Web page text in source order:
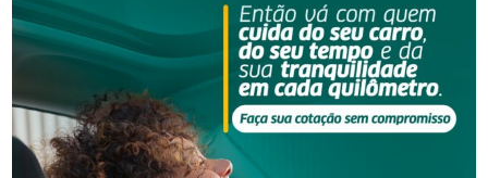
NOTÍCIAS RELACIONADAS